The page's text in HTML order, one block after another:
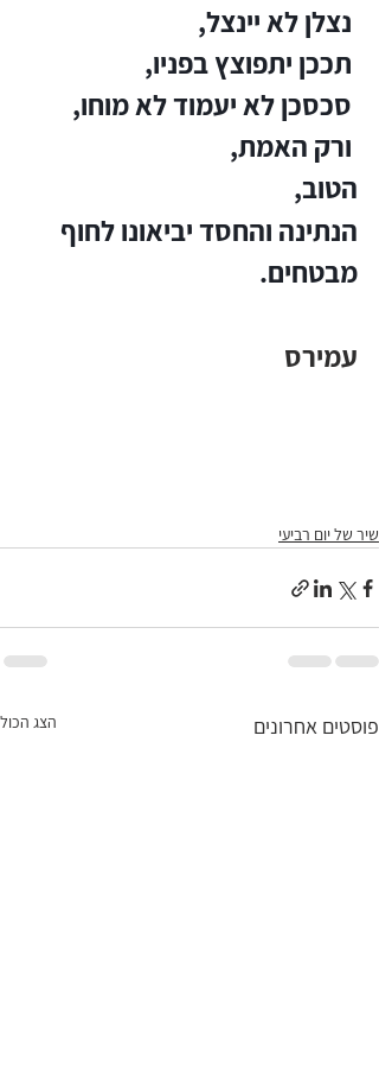
נצלן לא יינצל,
תככן יתפוצץ בפניו,
סכסכן לא יעמוד לא מוחו,
ורק האמת,
הטוב,
הנתינה והחסד יביאונו לחוף
מבטחים.
עמירס
שיר של יום רביעי
פוסטים אחרונים הצג הכול